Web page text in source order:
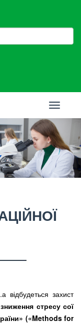
Toggle
захист
стресу сої
(«Methods for